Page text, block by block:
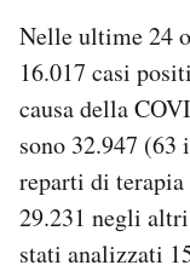
I MIEI PREFERITI
SHOP
CALENDARIO
Nelle ultime 24
16.017 casi
causa della
sono 32.947
reparti di
29.231 negli
stati analizzati